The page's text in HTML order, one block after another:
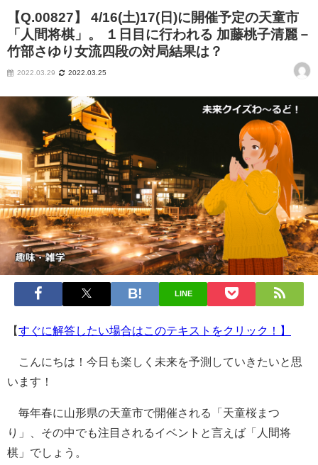
【Q.00827】 4/16(土)17(日)に開催予定の天童市
「人間将棋」。 １日目に行われる 加藤桃子清麗－
竹部さゆり女流四段の対局結果は？
2022.03.29 2022.03.25
LINE
【すぐに解答したい場合はこのテキストをクリック！】
こんにちは！今日も楽しく未来を予測していきたいと思
います！
毎年春に山形県の天童市で開催される「天童桜まつ
り」、その中でも注目されるイベントと言えば「人間将
棋」でしょう。